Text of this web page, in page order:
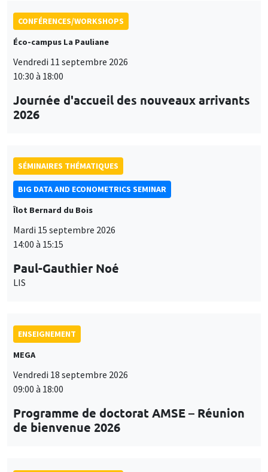
CONFÉRENCES/WORKSHOPS
Éco-campus La Pauliane
Vendredi 11 septembre 2026
10:30 à 18:00
Journée d'accueil des nouveaux arrivants
2026
SÉMINAIRES THÉMATIQUES
BIG DATA AND ECONOMETRICS SEMINAR
Îlot Bernard du Bois
Mardi 15 septembre 2026
14:00 à 15:15
Paul-Gauthier Noé
LIS
ENSEIGNEMENT
MEGA
Vendredi 18 septembre 2026
09:00 à 18:00
Programme de doctorat AMSE – Réunion
de bienvenue 2026